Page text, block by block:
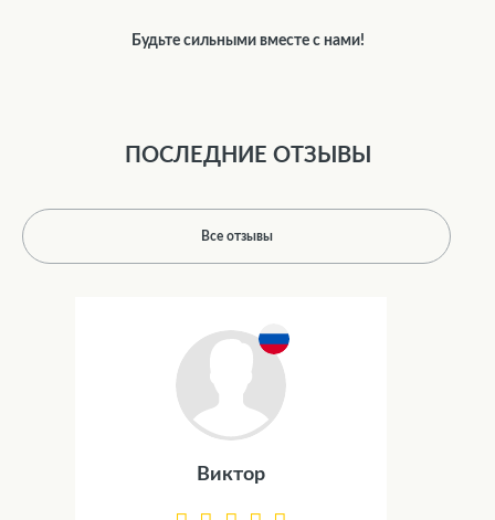
Будьте сильными вместе с нами!
ПОСЛЕДНИЕ ОТЗЫВЫ
Все отзывы
Виктор